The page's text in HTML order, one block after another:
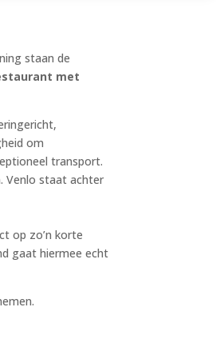
staan de
met
om
transport.
Venlo staat achter
op zo’n korte
gaat hiermee echt